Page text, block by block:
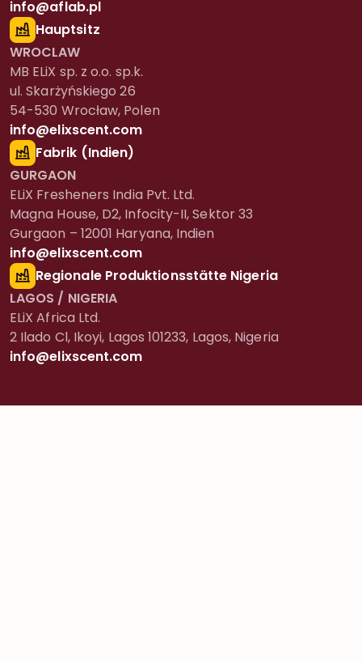
info@aflab.pl
Hauptsitz
WROCLAW
MB ELiX sp. z o.o. sp.k.
ul. Skarżyńskiego 26
54-530 Wrocław, Polen
info@elixscent.com
Fabrik (Indien)
GURGAON
ELiX Fresheners India Pvt. Ltd.
Magna House, D2, Infocity-II, Sektor 33
Gurgaon – 12001 Haryana, Indien
info@elixscent.com
Regionale Produktionsstätte Nigeria
LAGOS / NIGERIA
ELiX Africa Ltd.
2 Ilado Cl, Ikoyi, Lagos 101233, Lagos, Nigeria
info@elixscent.com